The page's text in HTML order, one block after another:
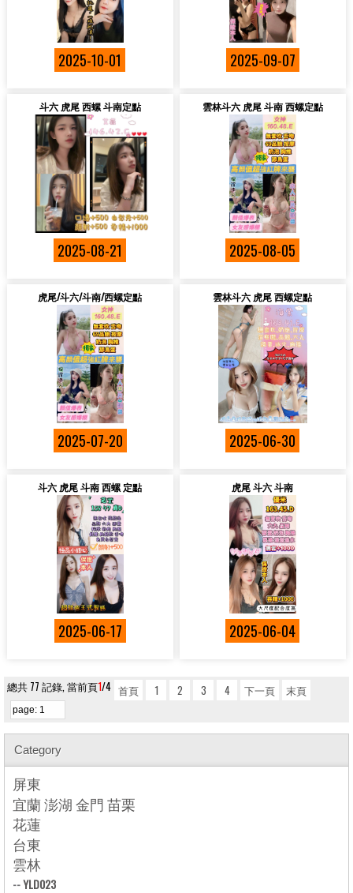
2025-10-01 2025-09-07
斗六 虎尾 西螺 斗南定點
2025-08-21
雲林斗六 虎尾 斗南 西螺定點
2025-08-05
虎尾/斗六/斗南/西螺定點
2025-07-20
雲林斗六 虎尾 西螺定點
2025-06-30
斗六 虎尾 斗南 西螺 定點
2025-06-17
虎尾 斗六 斗南
2025-06-04
總共 77 記錄, 當前頁1/4 首頁 1 2 3 4 下一頁 末頁
Category
屏東
宜蘭 澎湖 金門 苗栗
花蓮
台東
雲林
--YLD023